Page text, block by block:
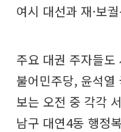
여시 대선과 재·보
주요 대권 주자들도
불어민주당, 윤석
보는 오전 중 각각
남구 대연4동 행정